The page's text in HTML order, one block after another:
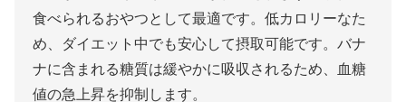
食べられるおやつとして最適です。低カロリーなた
め、ダイエット中でも安心して摂取可能です。バナ
ナに含まれる糖質は緩やかに吸収されるため、血糖
値の急上昇を抑制します。